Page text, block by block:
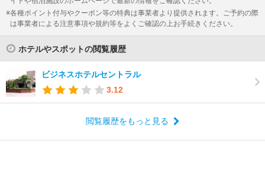
各種ポイント付与やクーポン等の特典は事業者より提供されます。ご予約の際
は事業者による注意事項や規約等をよくご確認の上お手続きください。
ホテルやスポットの閲覧履歴
ビジネスホテルセントラル
3.12
閲覧履歴をもっと見る